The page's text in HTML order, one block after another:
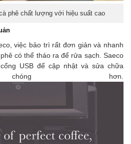
phê chất lượng với hiệu suất cao
việc bảo trì rất đơn giản và nhanh
có thể tháo ra để rửa sạch. Saeco
USB để cập nhật và sửa chữa
hơn.